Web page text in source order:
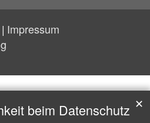
Impressum
beim Datenschutz ✕